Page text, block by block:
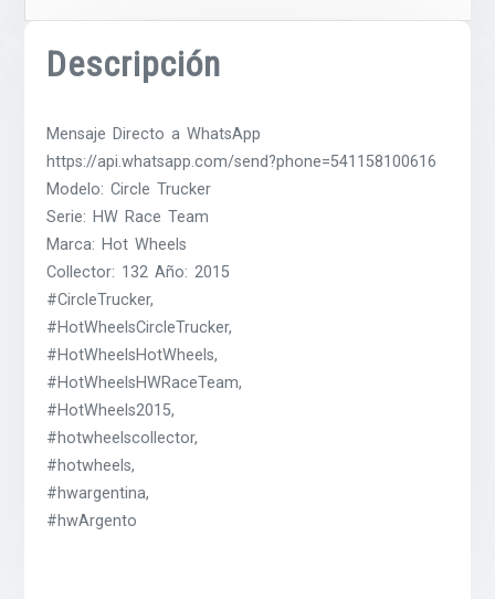
Descripción
Mensaje Directo a WhatsApp
https://api.whatsapp.com/send?phone=541158100616
Modelo: Circle Trucker
Serie: HW Race Team
Marca: Hot Wheels
Collector: 132 Año: 2015
#CircleTrucker,
#HotWheelsCircleTrucker,
#HotWheelsHotWheels,
#HotWheelsHWRaceTeam,
#HotWheels2015,
#hotwheelscollector,
#hotwheels,
#hwargentina,
#hwArgento